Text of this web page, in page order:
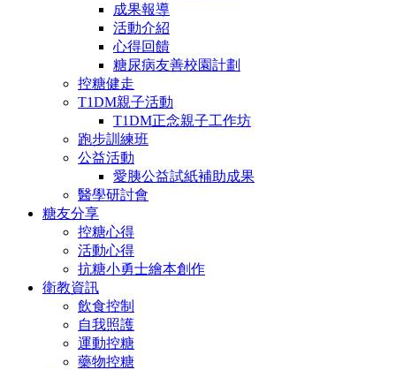
成果報導
活動介紹
心得回饋
糖尿病友善校園計劃
控糖健走
T1DM親子活動
T1DM正念親子工作坊
跑步訓練班
公益活動
愛胰公益試紙補助成果
醫學研討會
糖友分享
控糖心得
活動心得
抗糖小勇士繪本創作
衛教資訊
飲食控制
自我照護
運動控糖
藥物控糖